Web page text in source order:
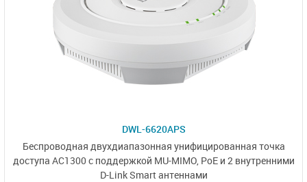
DWL-6620APS
Беспроводная двухдиапазонная унифицированная точка
доступа AC1300 с поддержкой MU-MIMO, PoEи 2 внутренними
D-Link Smart антеннами